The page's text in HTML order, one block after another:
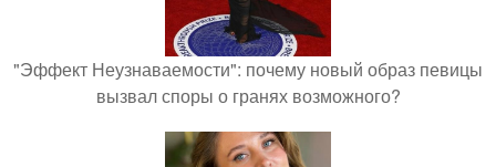
"Эффект Неузнаваемости": почему новый образ певицы
вызвал споры о гранях возможного?